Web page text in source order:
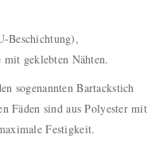
Beschichtung),
mit geklebten Nähten.
sogenannten Bartackstich
Fäden sind aus Polyester mit
Festigkeit.